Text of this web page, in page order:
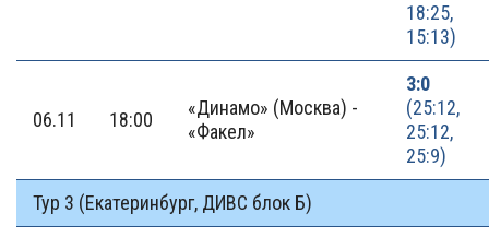
18:25,
15:13)
06.11 18:00
«Динамо» (Москва) -
«Факел»
3:0
(25:12,
25:12,
25:9)
Тур 3 (Екатеринбург, ДИВС блок Б)